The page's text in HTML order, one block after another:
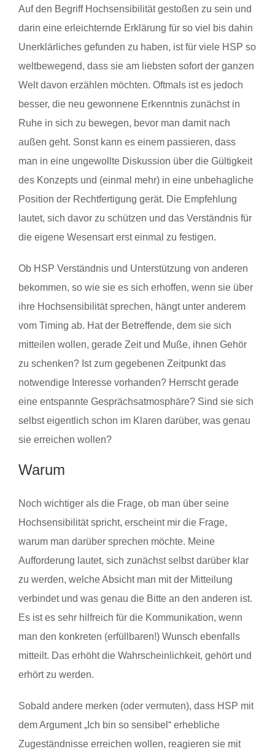
Auf den Begriff Hochsensibilität gestoßen zu sein und
darin eine erleichternde Erklärung für so viel bis dahin
Unerklärliches gefunden zu haben, ist für viele HSP so
weltbewegend, dass sie am liebsten sofort der ganzen
Welt davon erzählen möchten. Oftmals ist es jedoch
besser, die neu gewonnene Erkenntnis zunächst in
Ruhe in sich zu bewegen, bevor man damit nach
außen geht. Sonst kann es einem passieren, dass
man in eine ungewollte Diskussion über die Gültigkeit
des Konzepts und (einmal mehr) in eine unbehagliche
Position der Rechtfertigung gerät. Die Empfehlung
lautet, sich davor zu schützen und das Verständnis für
die eigene Wesensart erst einmal zu festigen.
Ob HSP Verständnis und Unterstützung von anderen
bekommen, so wie sie es sich erhoffen, wenn sie über
ihre Hochsensibilität sprechen, hängt unter anderem
vom Timing ab. Hat der Betreffende, dem sie sich
mitteilen wollen, gerade Zeit und Muße, ihnen Gehör
zu schenken? Ist zum gegebenen Zeitpunkt das
notwendige Interesse vorhanden? Herrscht gerade
eine entspannte Gesprächsatmosphäre? Sind sie sich
selbst eigentlich schon im Klaren darüber, was genau
sie erreichen wollen?
Warum
Noch wichtiger als die Frage, ob man über seine
Hochsensibilität spricht, erscheint mir die Frage,
warum man darüber sprechen möchte. Meine
Aufforderung lautet, sich zunächst selbst darüber klar
zu werden, welche Absicht man mit der Mitteilung
verbindet und was genau die Bitte an den anderen ist.
Es ist es sehr hilfreich für die Kommunikation, wenn
man den konkreten (erfüllbaren!) Wunsch ebenfalls
mitteilt. Das erhöht die Wahrscheinlichkeit, gehört und
erhört zu werden.
Sobald andere merken (oder vermuten), dass HSP mit
dem Argument „Ich bin so sensibel“ erhebliche
Zugeständnisse erreichen wollen, reagieren sie mit